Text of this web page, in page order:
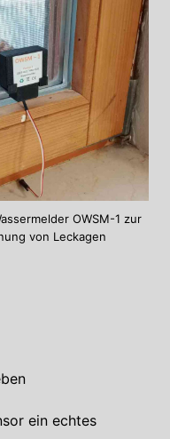
OWSM-1 zur
von Leckagen
ein echtes